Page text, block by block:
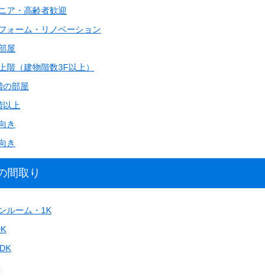
ア・高齢者歓迎
ォーム・リノベーション
屋
階（建物階数3F以上）
の部屋
以上
き
き
間取り
ルーム・1K